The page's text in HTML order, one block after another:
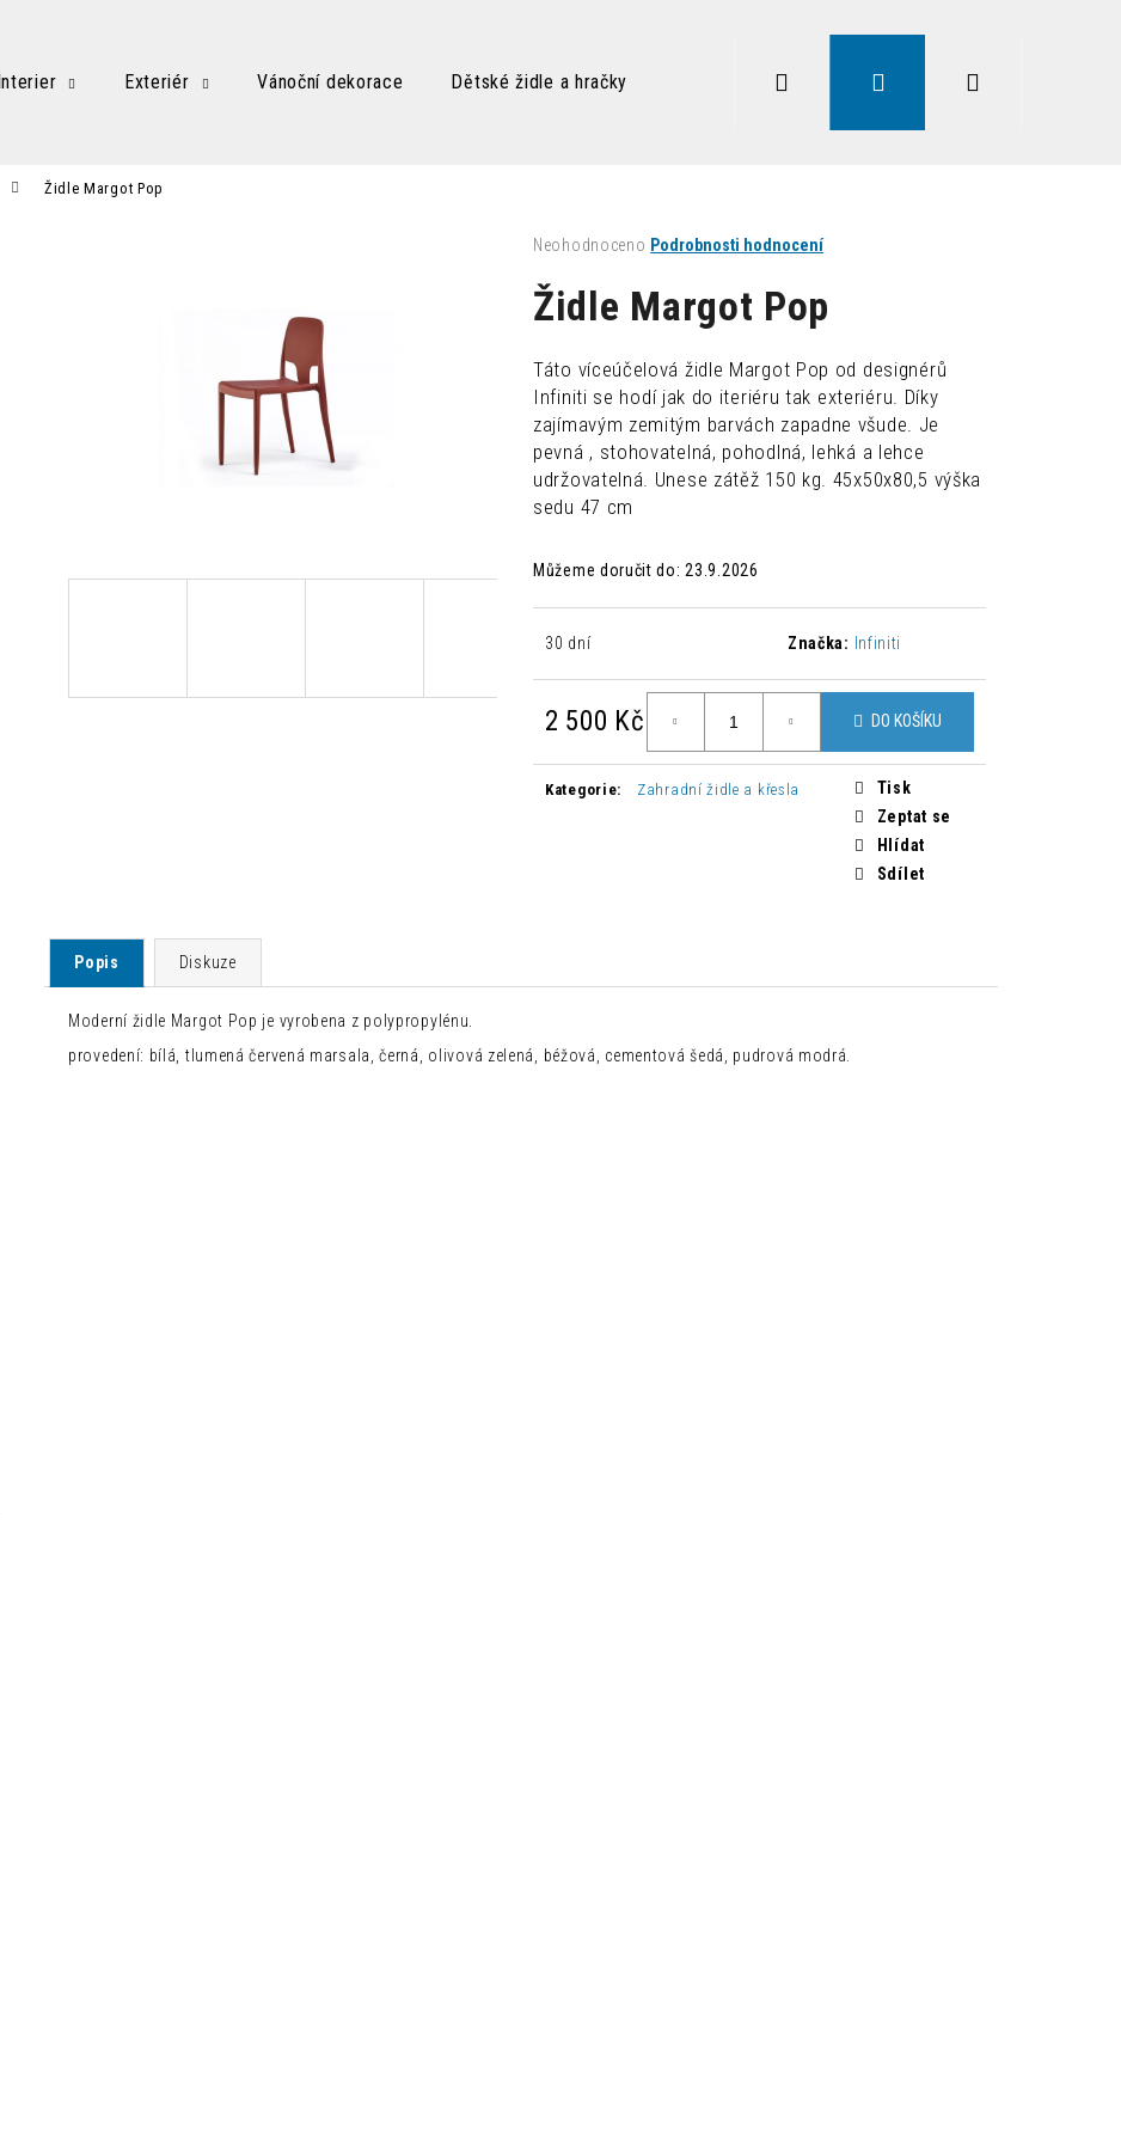
Interier Exteriér Vánoční dekorace Dětské židle a hračky Zdravé sezení Doplňky Lampy
Přihlášení
Židle Margot Pop
Průměrné
produktu
je
z
5
hvězdiček.
Neohodnoceno Podrobnosti hodnocení
Židle Margot Pop
Táto víceúčelová židle Margot Pop od designérů
Infiniti se hodí jak do iteriéru tak exteriéru. Díky
zajímavým zemitým barvách zapadne všude. Je
pevná , stohovatelná, pohodlná, lehká a lehce
udržovatelná. Unese zátěž 150 kg. 45x50x80,5 výška
sedu 47 cm
Můžeme doručit do: 23.9.2026
30 dní Značka: Infiniti
2 500 Kč
cena:
DO KOŠÍKU
Kategorie: Zahradní židle a křesla
Tisk
Zeptat se
Hlídat
Sdílet
Popis Diskuze
Moderní židle Margot Pop je vyrobena z polypropylénu.
provedení: bílá, tlumená červená marsala, černá, olivová zelená, béžová, cementová šedá, pudrová modrá.
Doporučujeme
Následující
3 360 Kč
2 500 Kč